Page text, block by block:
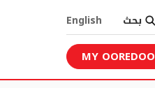
بحث
English
MY OOREDOO